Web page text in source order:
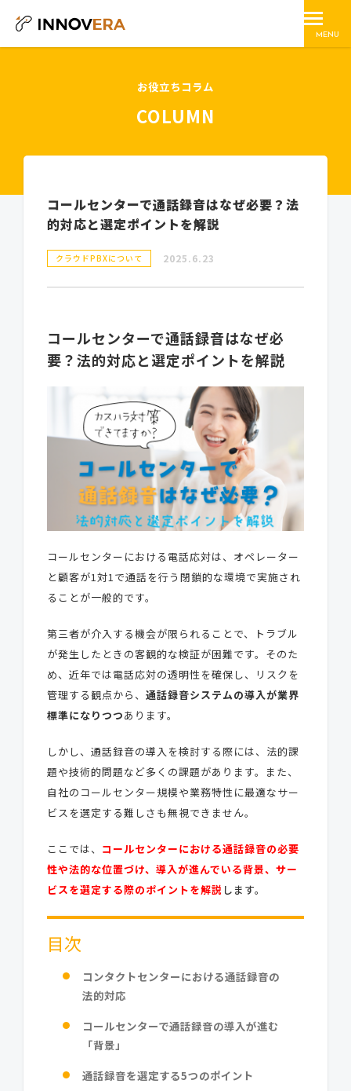
MENU
お役立ちコラム
COLUMN
コールセンターで通話録音はなぜ必要？法
的対応と選定ポイントを解説
クラウドPBXについて 2025.6.23
コールセンターで通話録音はなぜ必
要？法的対応と選定ポイントを解説
コールセンターにおける電話応対は、オペレーター
と顧客が1対1で通話を行う閉鎖的な環境で実施され
ることが一般的です。
第三者が介入する機会が限られることで、トラブル
が発生したときの客観的な検証が困難です。そのた
め、近年では電話応対の透明性を確保し、リスクを
管理する観点から、 通話録音システムの導入が業界
標準になりつつあります。
しかし、通話録音の導入を検討する際には、法的課
題や技術的問題など多くの課題があります。また、
自社のコールセンター規模や業務特性に最適なサー
ビスを選定する難しさも無視できません。
ここでは、 コールセンターにおける通話録音の必要
性や法的な位置づけ、導入が進んでいる背景、サー
ビスを選定する際のポイントを解説 します。
目次
コンタクトセンターにおける通話録音の
法的対応
コールセンターで通話録音の導入が進む
「背景」
通話録音を選定する5つのポイント